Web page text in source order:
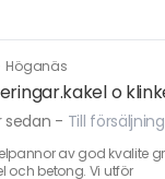
Höganäs
o
sedan - Till
av god kvalite
och betong. Vi utför